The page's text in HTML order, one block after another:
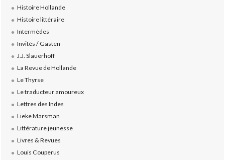
Histoire Hollande
Histoire littéraire
Intermèdes
Invités / Gasten
J.J. Slauerhoff
La Revue de Hollande
Le Thyrse
Le traducteur amoureux
Lettres des Indes
Lieke Marsman
Littérature jeunesse
Livres & Revues
Louis Couperus